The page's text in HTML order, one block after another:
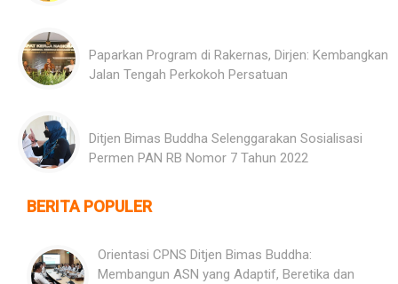
Paparkan Program di Rakernas, Dirjen: Kembangkan
Jalan Tengah Perkokoh Persatuan
Ditjen Bimas Buddha Selenggarakan Sosialisasi
Permen PAN RB Nomor 7 Tahun 2022
BERITA POPULER
Orientasi CPNS Ditjen Bimas Buddha:
Membangun ASN yang Adaptif, Beretika dan